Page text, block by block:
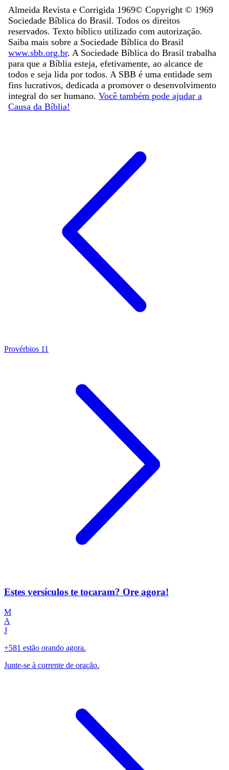
Almeida Revista e Corrigida 1969© Copyright © 1969
Sociedade Bíblica do Brasil. Todos os direitos
reservados. Texto bíblico utilizado com autorização.
Saiba mais sobre a Sociedade Bíblica do Brasil
www.sbb.org.br. A Sociedade Bíblica do Brasil trabalha
para que a Bíblia esteja, efetivamente, ao alcance de
todos e seja lida por todos. A SBB é uma entidade sem
fins lucrativos, dedicada a promover o desenvolvimento
integral do ser humano. Você também pode ajudar a
Causa da Bíblia!
Provérbios 11
Estes versículos te tocaram? Ore agora!
M
A
J
+581 estão orando agora.
Junte-se à corrente de oração.